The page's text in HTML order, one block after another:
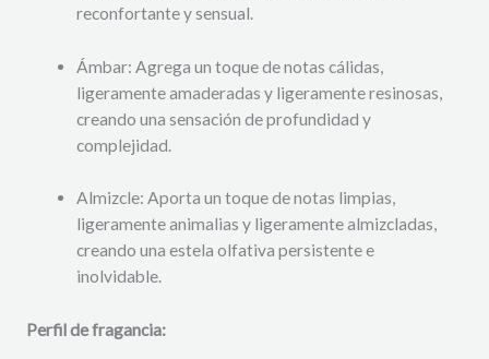
reconfortante y sensual.
Ámbar: Agrega un toque de notas cálidas,
ligeramente amaderadas y ligeramente resinosas,
creando una sensación de profundidad y
complejidad.
Almizcle: Aporta un toque de notas limpias,
ligeramente animalias y ligeramente almizcladas,
creando una estela olfativa persistente e
inolvidable.
Perfil de fragancia: